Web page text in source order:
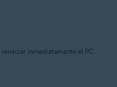
reiniciar inmediatamente el PC.